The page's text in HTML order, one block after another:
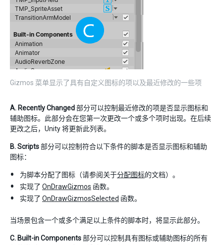
Gizmos 菜单显示了具有自定义图标的项以及最近修改的一些项
A. Recently Changed部分可以控制最近修改的项是否显示图标和
辅助图标。此部分会在您第一次更改一个或多个项时出现。在后续
更改之后，Unity 将更新此列表。
B.Scripts部分可以控制符合以下条件的脚本是否显示图标和辅助
图标：
为脚本分配了图标（请参阅关于分配图标的文档）。
实现了 OnDrawGizmos 函数。
实现了 OnDrawGizmosSelected 函数。
当场景包含一个或多个满足以上条件的脚本时，将显示此部分。
C. Built-in Components部分可以控制具有图标或辅助图标的所有